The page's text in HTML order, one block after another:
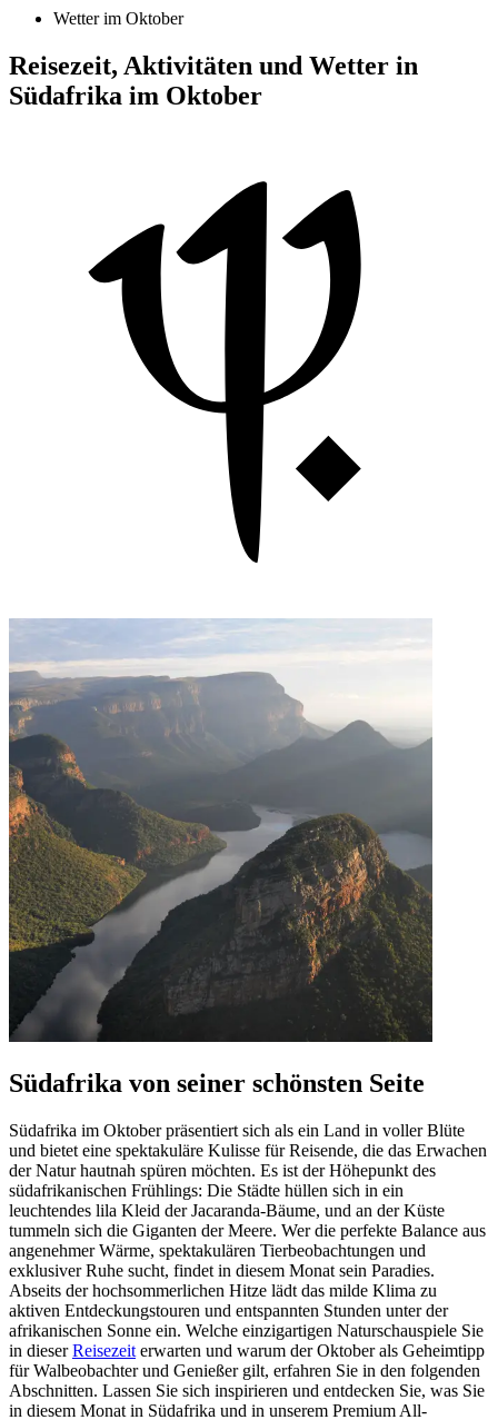
Wetter im Oktober
Reisezeit, Aktivitäten und Wetter in
Südafrika im Oktober
Südafrika von seiner schönsten Seite
Südafrika im Oktober präsentiert sich als ein Land in voller Blüte
und bietet eine spektakuläre Kulisse für Reisende, die das Erwachen
der Natur hautnah spüren möchten. Es ist der Höhepunkt des
südafrikanischen Frühlings: Die Städte hüllen sich in ein
leuchtendes lila Kleid der Jacaranda-Bäume, und an der Küste
tummeln sich die Giganten der Meere. Wer die perfekte Balance aus
angenehmer Wärme, spektakulären Tierbeobachtungen und
exklusiver Ruhe sucht, findet in diesem Monat sein Paradies.
Abseits der hochsommerlichen Hitze lädt das milde Klima zu
aktiven Entdeckungstouren und entspannten Stunden unter der
afrikanischen Sonne ein. Welche einzigartigen Naturschauspiele Sie
in dieserReisezeit erwarten und warum der Oktober als Geheimtipp
für Walbeobachter und Genießer gilt, erfahren Sie in den folgenden
Abschnitten. Lassen Sie sich inspirieren und entdecken Sie, was Sie
in diesem Monat in Südafrika und in unserem Premium All-